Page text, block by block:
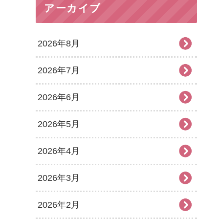
アーカイブ
2026年8月
2026年7月
2026年6月
2026年5月
2026年4月
2026年3月
2026年2月